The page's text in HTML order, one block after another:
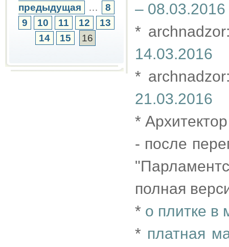
предыдущая
…
8
9
10 11 12
13
14
15 16
– 08.03.2016
*
14.03.2016
*
21.03.2016
*
- после
полная
* о плитке в
* платная